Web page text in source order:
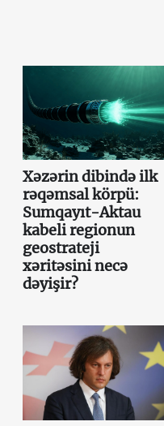
Xəzərin dibində ilk
rəqəmsal körpü:
Sumqayıt-Aktau
kabeli regionun
geostrateji
xəritəsini necə
dəyişir?